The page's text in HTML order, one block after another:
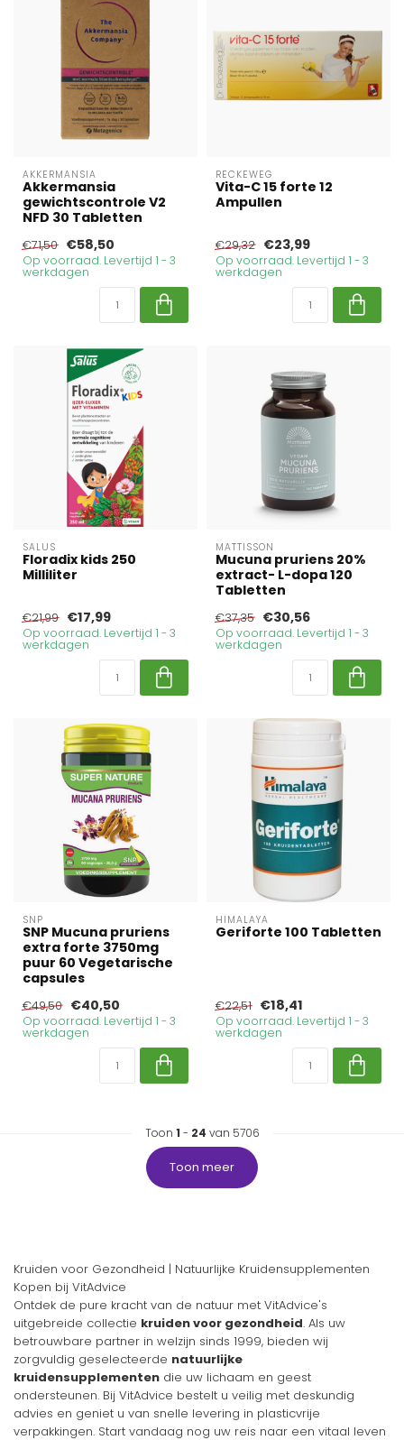
AKKERMANSIA
Akkermansia
gewichtscontrole V2
NFD 30 Tabletten
€71,50 €58,50
Op voorraad. Levertijd 1 - 3
werkdagen
RECKEWEG
Vita-C 15 forte 12
Ampullen
€29,32 €23,99
Op voorraad. Levertijd 1 - 3
werkdagen
SALUS
Floradix kids 250
Milliliter
€21,99 €17,99
Op voorraad. Levertijd 1 - 3
werkdagen
MATTISSON
Mucuna pruriens 20%
extract- L-dopa 120
Tabletten
€37,35 €30,56
Op voorraad. Levertijd 1 - 3
werkdagen
SNP
SNP Mucuna pruriens
extra forte 3750mg
puur 60 Vegetarische
capsules
€49,50 €40,50
Op voorraad. Levertijd 1 - 3
werkdagen
HIMALAYA
Geriforte 100 Tabletten
€22,51 €18,41
Op voorraad. Levertijd 1 - 3
werkdagen
Toon 1 - 24 van 5706
Toon meer
Kruiden voor Gezondheid | Natuurlijke Kruidensupplementen
Kopen bij VitAdvice
Ontdek de pure kracht van de natuur met VitAdvice's
uitgebreide collectie kruiden voor gezondheid. Als uw
betrouwbare partner in welzijn sinds 1999, bieden wij
zorgvuldig geselecteerde natuurlijke
kruidensupplementen die uw lichaam en geest
ondersteunen. Bij VitAdvice bestelt u veilig met deskundig
advies en geniet u van snelle levering in plasticvrije
verpakkingen. Start vandaag nog uw reis naar een vitaal leven